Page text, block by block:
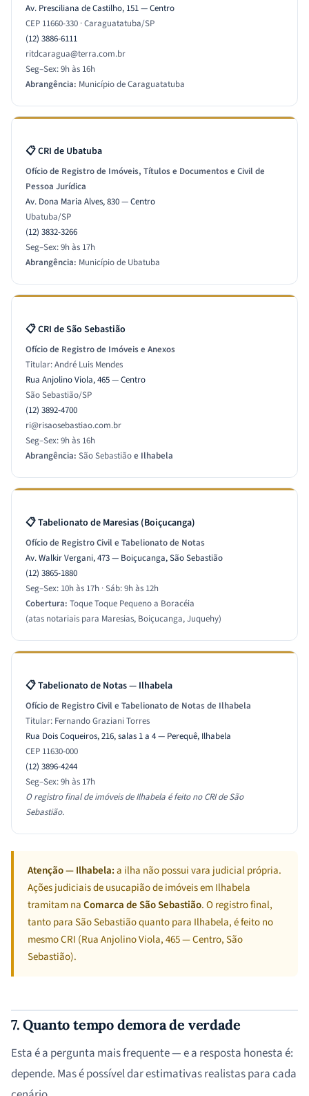
Av. Presciliana de Castilho, 151 — Centro
CEP 11660-330 · Caraguatatuba/SP
(12) 3886-6111
ritdcaragua@terra.com.br
Seg–Sex: 9h às 16h
Abrangência: Município de Caraguatatuba
📋 CRI de Ubatuba
Ofício de Registro de Imóveis, Títulos e Documentos e Civil de
Pessoa Jurídica
Av. Dona Maria Alves, 830 — Centro
Ubatuba/SP
(12) 3832-3266
Seg–Sex: 9h às 17h
Abrangência: Município de Ubatuba
📋 CRI de São Sebastião
Ofício de Registro de Imóveis e Anexos
Titular: André Luis Mendes
Rua Anjolino Viola, 465 — Centro
São Sebastião/SP
(12) 3892-4700
ri@risaosebastiao.com.br
Seg–Sex: 9h às 16h
Abrangência: São Sebastiãoe Ilhabela
📋 Tabelionato de Maresias (Boiçucanga)
Ofício de Registro Civil e Tabelionato de Notas
Av. Walkir Vergani, 473 — Boiçucanga, São Sebastião
(12) 3865-1880
Seg–Sex: 10h às 17h · Sáb: 9h às 12h
Cobertura: Toque Toque Pequeno a Boracéia
(atas notariais para Maresias, Boiçucanga, Juquehy)
📋 Tabelionato de Notas — Ilhabela
Ofício de Registro Civil e Tabelionato de Notas de Ilhabela
Titular: Fernando Graziani Torres
Rua Dois Coqueiros, 216, salas 1 a 4 — Perequê, Ilhabela
CEP 11630-000
(12) 3896-4244
Seg–Sex: 9h às 17h
O registro final de imóveis de Ilhabela é feito no CRI de São
Sebastião.
Atenção — Ilhabela:a ilha não possui vara judicial própria.
Ações judiciais de usucapião de imóveis em Ilhabela
tramitam naComarca de São Sebastião. O registro final,
tanto para São Sebastião quanto para Ilhabela, é feito no
mesmo CRI (Rua Anjolino Viola, 465 — Centro, São
Sebastião).
7. Quanto tempo demora de verdade
Esta é a pergunta mais frequente — e a resposta honesta é:
depende. Mas é possível dar estimativas realistas para cada